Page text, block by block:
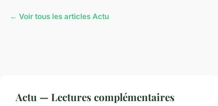
← Voir tous les articles Actu
Actu — Lectures complémentaires